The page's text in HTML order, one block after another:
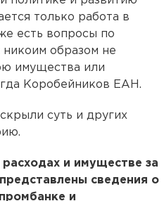
только работа в
есть вопросы по
образом не
имущества или
Коробейников ЕАН.
суть и других
и имуществе за
сведения о
и